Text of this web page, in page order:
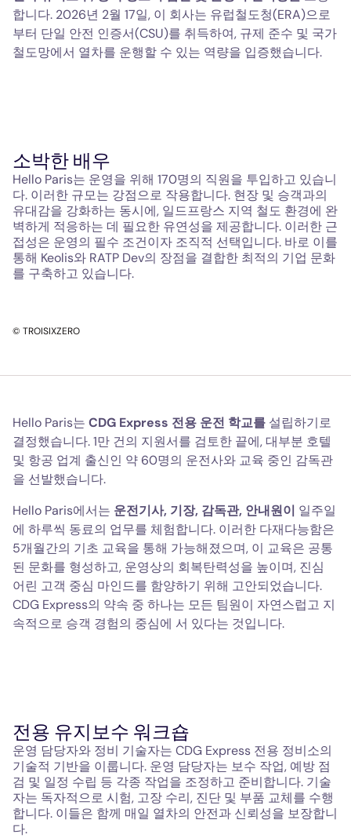
합니다. 2026년 2월 17일, 이 회사는 유럽철도청(ERA)으로
부터 단일 안전 인증서(CSU)를 취득하여, 규제 준수 및 국가
철도망에서 열차를 운행할 수 있는 역량을 입증했습니다.
소박한 배우
Hello Paris는 운영을 위해 170명의 직원을 투입하고 있습니
다. 이러한 규모는 강점으로 작용합니다. 현장 및 승객과의
유대감을 강화하는 동시에, 일드프랑스 지역 철도 환경에 완
벽하게 적응하는 데 필요한 유연성을 제공합니다. 이러한 근
접성은 운영의 필수 조건이자 조직적 선택입니다. 바로 이를
통해 Keolis와 RATP Dev의 장점을 결합한 최적의 기업 문화
를 구축하고 있습니다.
© TROISIXZERO
Hello Paris는 CDG Express 전용 운전 학교를 설립하기로
결정했습니다. 1만 건의 지원서를 검토한 끝에, 대부분 호텔
및 항공 업계 출신인 약 60명의 운전사와 교육 중인 감독관
을 선발했습니다.
Hello Paris에서는 운전기사, 기장, 감독관, 안내원이 일주일
에 하루씩 동료의 업무를 체험합니다. 이러한 다재다능함은
5개월간의 기초 교육을 통해 가능해졌으며, 이 교육은 공통
된 문화를 형성하고, 운영상의 회복탄력성을 높이며, 진심
어린 고객 중심 마인드를 함양하기 위해 고안되었습니다.
CDG Express의 약속 중 하나는 모든 팀원이 자연스럽고 지
속적으로 승객 경험의 중심에 서 있다는 것입니다.
전용 유지보수 워크숍
운영 담당자와 정비 기술자는 CDG Express 전용 정비소의
기술적 기반을 이룹니다. 운영 담당자는 보수 작업, 예방 점
검 및 일정 수립 등 각종 작업을 조정하고 준비합니다. 기술
자는 독자적으로 시험, 고장 수리, 진단 및 부품 교체를 수행
합니다. 이들은 함께 매일 열차의 안전과 신뢰성을 보장합니
다.